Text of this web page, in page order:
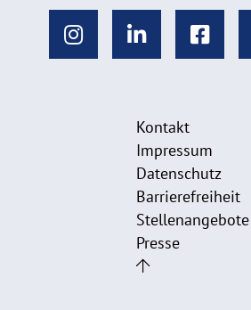
Kontakt
Impressum
Datenschutz
Barrierefreiheit
Stellenangebote
Presse